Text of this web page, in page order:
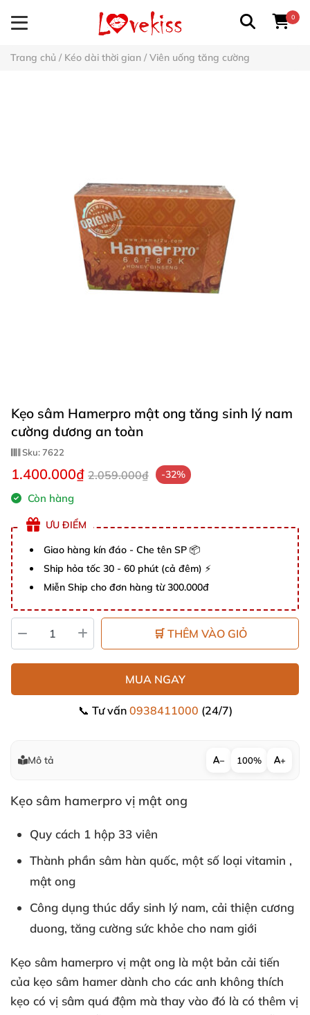
0
Trang chủ / Kéo dài thời gian / Viên uống tăng cường
Kẹo sâm Hamerpro mật ong tăng sinh lý nam
cường dương an toàn
Sku:7622
1.400.000₫ 2.059.000₫ -32%
Còn hàng
ƯU ĐIỂM
Giao hàng kín đáo - Che tên SP 📦
Ship hỏa tốc 30 - 60 phút (cả đêm) ⚡
Miễn Ship cho đơn hàng từ 300.000đ
🛒 THÊM VÀO GIỎ
MUA NGAY
📞 Tư vấn 0938411000 (24/7)
Mô tả − 100% +
Kẹo sâm hamerpro vị mật ong
Quy cách 1 hộp 33 viên
Thành phần sâm hàn quốc, một số loại vitamin ,
mật ong
Công dụng thúc dẩy sinh lý nam, cải thiện cương
duong, tăng cường sức khỏe cho nam giới
Kẹo sâm hamerpro vị mật ong là một bản cải tiến
của kẹo sâm hamerdành cho các anh không thích
kẹo có vị sâm quá đậm mà thay vào đó là có thêm vị